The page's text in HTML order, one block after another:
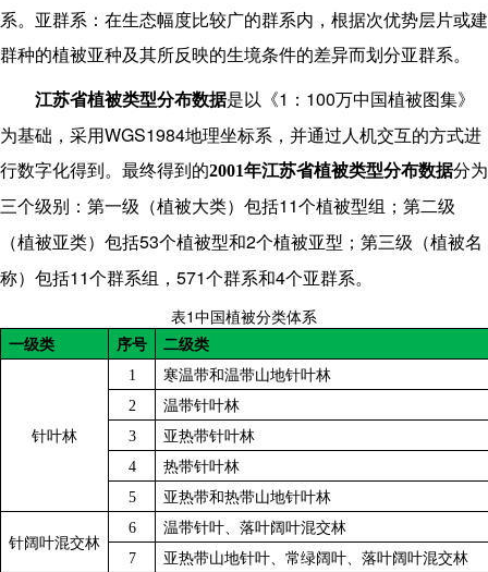
系。亚群系：在生态幅度比较广的群系内，根据次优势层片或建
群种的植被亚种及其所反映的生境条件的差异而划分亚群系。
江苏省植被类型分布数据是以《1 ： 100万中国植被图集》
为基础，采用WGS1984地理坐标系，并通过人机交互的方式进
行数字化得到。最终得到的2001年江苏省植被类型分布数据分为
三个级别：第一级（植被大类）包括11个植被型组；第二级
（植被亚类）包括53个植被型和2个植被亚型；第三级（植被名
称）包括11个群系组， 571个群系和4个亚群系。
表1 中国植被分类体系
一级类
序号 二级类
针叶林
1
寒温带和温带山地针叶林
2
温带针叶林
3
亚热带针叶林
4
热带针叶林
5
亚热带和热带山地针叶林
针阔叶混交林
6
温带针叶、落叶阔叶混交林
7
亚热带山地针叶、常绿阔叶、落叶阔叶混交林